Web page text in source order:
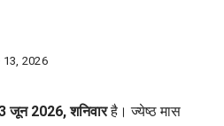
13, 2026
जून 2026, शनिवारहै। ज्येष्ठ मास